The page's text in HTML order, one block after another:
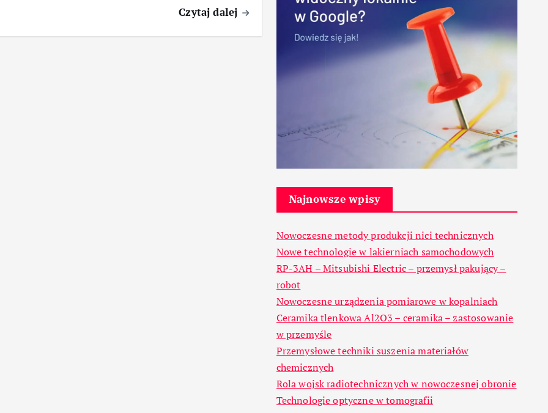
Czytaj dalej
Najnowsze wpisy
Nowoczesne metody produkcji nici technicznych
Nowe technologie w lakierniach samochodowych
RP-3AH – Mitsubishi Electric – przemysł pakujący –
robot
Nowoczesne urządzenia pomiarowe w kopalniach
Ceramika tlenkowa Al2O3 – ceramika – zastosowanie
w przemyśle
Przemysłowe techniki suszenia materiałów
chemicznych
Rola wojsk radiotechnicznych w nowoczesnej obronie
Technologie optyczne w tomografii